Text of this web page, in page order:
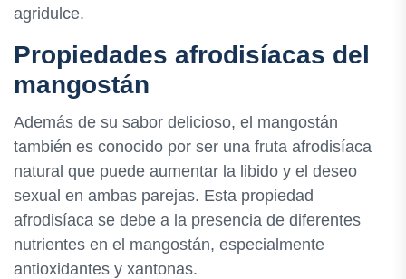
agridulce.
Propiedades afrodisíacas del
mangostán
Además de su sabor delicioso, el mangostán
también es conocido por ser una fruta afrodisíaca
natural que puede aumentar la libido y el deseo
sexual en ambas parejas. Esta propiedad
afrodisíaca se debe a la presencia de diferentes
nutrientes en el mangostán, especialmente
antioxidantes y xantonas.